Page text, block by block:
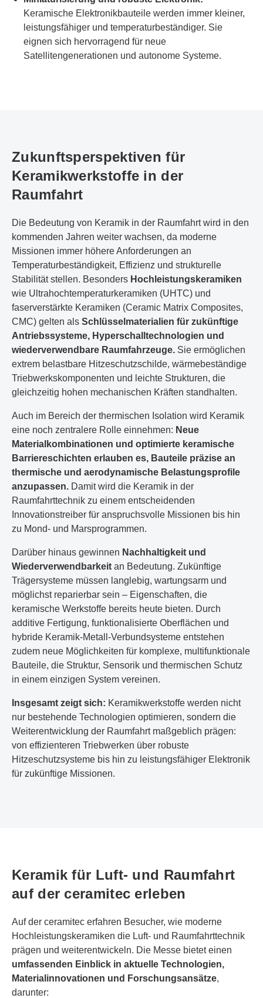
Keramische Elektronikbauteile werden immer kleiner,
leistungsfähiger und temperaturbeständiger. Sie
eignen sich hervorragend für neue
Satellitengenerationen und autonome Systeme.
Zukunftsperspektiven für
Keramikwerkstoffe in der
Raumfahrt
Die Bedeutung von Keramik in der Raumfahrt wird in den
kommenden Jahren weiter wachsen, da moderne
Missionen immer höhere Anforderungen an
Temperaturbeständigkeit, Effizienz und strukturelle
Stabilität stellen. Besonders Hochleistungskeramiken
wie Ultrahochtemperaturkeramiken (UHTC) und
faserverstärkte Keramiken (Ceramic Matrix Composites,
CMC) gelten als Schlüsselmaterialien für zukünftige
Antriebssysteme, Hyperschalltechnologien und
wiederverwendbare Raumfahrzeuge. Sie ermöglichen
extrem belastbare Hitzeschutzschilde, wärmebeständige
Triebwerkskomponenten und leichte Strukturen, die
gleichzeitig hohen mechanischen Kräften standhalten.
Auch im Bereich der thermischen Isolation wird Keramik
eine noch zentralere Rolle einnehmen: Neue
Materialkombinationen und optimierte keramische
Barriereschichten erlauben es, Bauteile präzise an
thermische und aerodynamische Belastungsprofile
anzupassen. Damit wird die Keramik in der
Raumfahrttechnik zu einem entscheidenden
Innovationstreiber für anspruchsvolle Missionen bis hin
zu Mond- und Marsprogrammen.
Darüber hinaus gewinnen Nachhaltigkeit und
Wiederverwendbarkeit an Bedeutung. Zukünftige
Trägersysteme müssen langlebig, wartungsarm und
möglichst reparierbar sein – Eigenschaften, die
keramische Werkstoffe bereits heute bieten. Durch
additive Fertigung, funktionalisierte Oberflächen und
hybride Keramik-Metall-Verbundsysteme entstehen
zudem neue Möglichkeiten für komplexe, multifunktionale
Bauteile, die Struktur, Sensorik und thermischen Schutz
in einem einzigen System vereinen.
Insgesamt zeigt sich: Keramikwerkstoffe werden nicht
nur bestehende Technologien optimieren, sondern die
Weiterentwicklung der Raumfahrt maßgeblich prägen:
von effizienteren Triebwerken über robuste
Hitzeschutzsysteme bis hin zu leistungsfähiger Elektronik
für zukünftige Missionen.
Keramik für Luft- und Raumfahrt
auf der ceramitec erleben
Auf der ceramitec erfahren Besucher, wie moderne
Hochleistungskeramiken die Luft- und Raumfahrttechnik
prägen und weiterentwickeln. Die Messe bietet einen
umfassenden Einblick in aktuelle Technologien,
Materialinnovationen und Forschungsansätze,
darunter: